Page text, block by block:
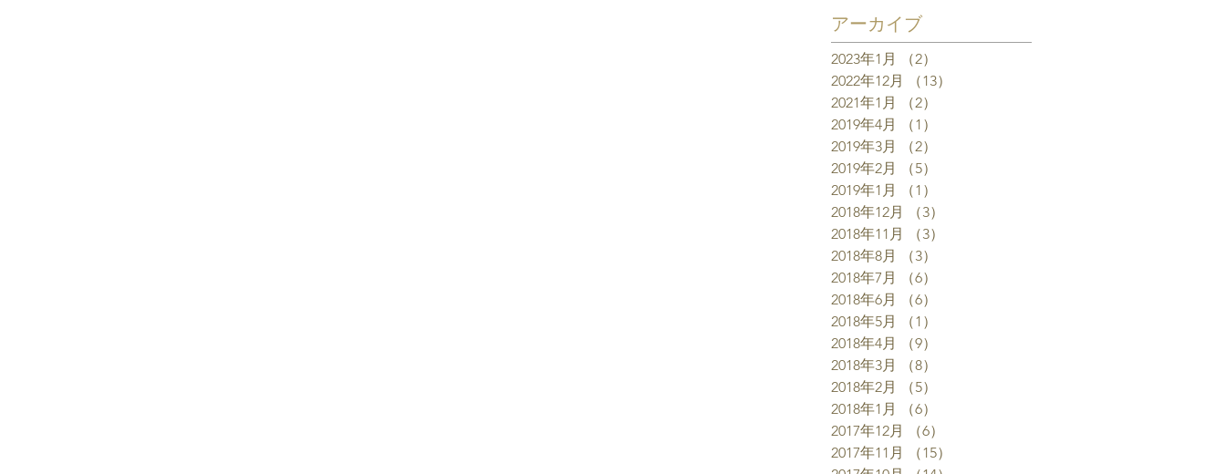
アーカイブ
2023年1月 （2）
2022年12月
（13）
2021年1月
（2）
2019年4月
（1）
2019年3月
（2）
2019年2月
（5）
2019年1月
（1）
2018年12月
（3）
2018年11月
（3）
2018年8月
（3）
2018年7月
（6）
2018年6月
（6）
2018年5月
（1）
2018年4月
（9）
2018年3月
（8）
2018年2月
（5）
2018年1月
（6）
2017年12月
（6）
2017年11月
（15）